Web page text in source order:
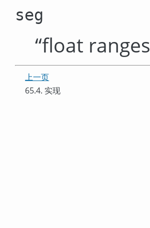
seg
“float ranges
上一页
65.4. 实现